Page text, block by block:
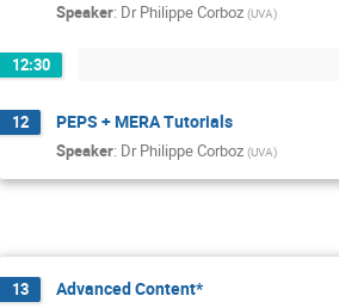
Speaker: Dr Philippe Corboz (UVA)
12:30
12 PEPS + MERA Tutorials
Speaker: Dr Philippe Corboz (UVA)
13 Advanced Content*